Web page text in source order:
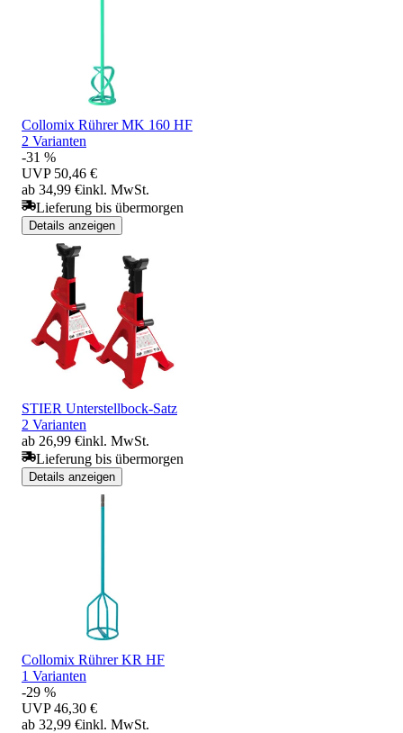
Collomix Rührer MK 160 HF
2 Varianten
-31 %
UVP 50,46 €
ab 34,99 €inkl. MwSt.
Lieferung bis übermorgen
Details anzeigen
STIER Unterstellbock-Satz
2 Varianten
ab 26,99 €inkl. MwSt.
Lieferung bis übermorgen
Details anzeigen
Collomix Rührer KR HF
1 Varianten
-29 %
UVP 46,30 €
ab 32,99 €inkl. MwSt.